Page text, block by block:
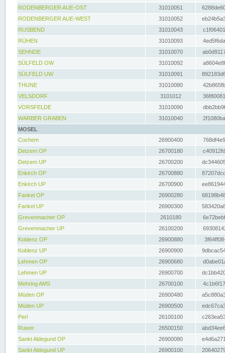
RODENBERGER AUE-OST
31010051
RODENBERGER AUE-WEST
31010052
RUSBEND
31010043
RÜHEN
31010093
SEHNDE
31010070
SÜLFELD OW
31010092
SÜLFELD UW
31010091
THUNE
31010080
VELSDORF
3101012
VORSFELDE
31010090
WARBER GRABEN
31010040
MOSEL
Cochem
26900400
Detzem OP
26700180
Detzem UP
26700200
Enkirch OP
26700880
Enkirch UP
26700900
Fankel OP
26900280
Fankel UP
26900300
Grevenmacher OP
2610180
Grevenmacher UP
26100200
Koblenz OP
26900880
Koblenz UP
26900900
Lehmen OP
26900680
Lehmen UP
26900700
Mehring AMS
26700100
Müden OP
26900480
Müden UP
26900500
Perl
26100100
Ruwer
26500150
Sankt Aldegund OP
26900080
Sankt Aldegund UP
26900100